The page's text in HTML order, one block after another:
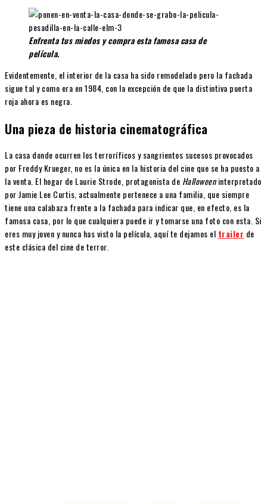
Enfrenta tus miedos y compra esta famosa casa de
película.
Evidentemente, el interior de la casa ha sido remodelado pero la fachada
sigue tal y como era en 1984, con la excepción de que la distintiva puerta
roja ahora es negra.
Una pieza de historia cinematográfica
La casa donde ocurren los terroríficos y sangrientos sucesos provocados
por Freddy Krueger, no es la única en la historia del cine que se ha puesto a
la venta. El hogar de Laurie Strode, protagonista de Halloweeninterpretado
por Jamie Lee Curtis, actualmente pertenece a una familia, que siempre
tiene una calabaza frente a la fachada para indicar que, en efecto, es la
famosa casa, por lo que cualquiera puede ir y tomarse una foto con esta. Si
eres muy joven y nunca has visto la película, aquí te dejamos el trailer de
este clásica del cine de terror.